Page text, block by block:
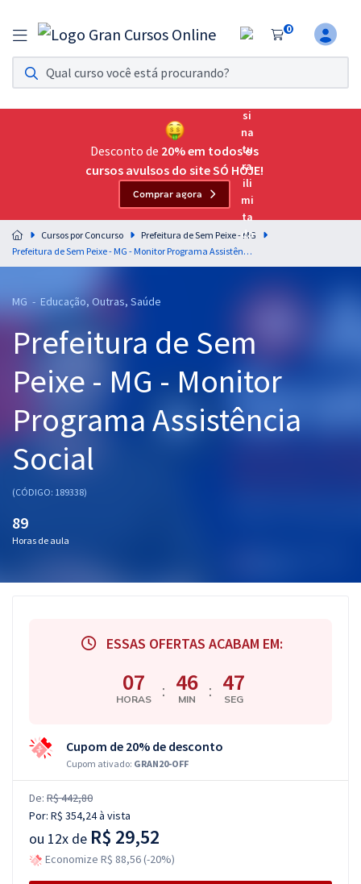
0
Assinatura Ilimitada 11
Acesso a todos os cursos. Teste grátis por 7 dias!
Assinatura OAB Até Passar
Acesso ilimitado a toda preparação para o Exame da
Residências Multiprofissionais
Preparação completa e intensiva para as principais
residências em saúde do Brasil
Cursos 20% OFF
Pós
Graduação
OAB
Questões grátis
Desconto de 20% em todos os
cursos avulsos do site SÓ HOJE!
Comprar agora
Cursos por Concurso
Prefeitura de Sem Peixe - MG
Prefeitura de Sem Peixe - MG - Monitor Programa Assistência Social
MG - Educação, Outras, Saúde
Prefeitura de Sem
Peixe - MG - Monitor
Programa Assistência
Social
(CÓDIGO: 189338)
89
Horas de aula
ESSAS OFERTAS ACABAM EM:
07
HORAS : 46
MIN : 46
SEG
Cupom de 20% de desconto
Cupom ativado: GRAN20-OFF
De: R$ 442,80
Por: R$ 354,24à vista
ou 12x de R$ 29,52
Economize R$ 88,56 (-20%)